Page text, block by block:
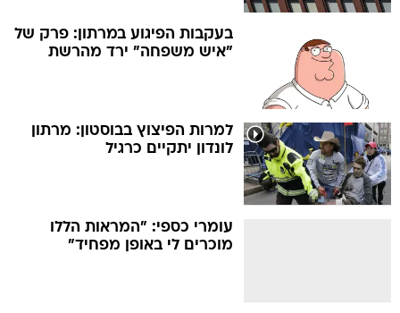
בעקבות הפיגוע במרתון: פרק של
"איש משפחה" ירד מהרשת
למרות הפיצוץ בבוסטון: מרתון
לונדון יתקיים כרגיל
עומרי כספי: "המראות הללו
מוכרים לי באופן מפחיד"